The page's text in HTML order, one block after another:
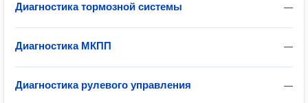
—
Диагностика тормозной системы
—
Диагностика МКПП
—
Диагностика рулевого управления